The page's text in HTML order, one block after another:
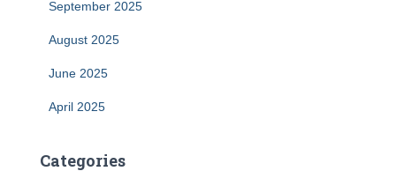
September 2025
August 2025
June 2025
April 2025
Categories